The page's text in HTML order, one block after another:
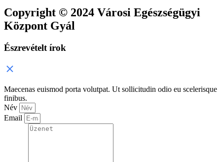
Copyright © 2024 Városi Egészségügyi
Központ Gyál
Észrevételt írok
Maecenas euismod porta volutpat. Ut sollicitudin odio eu scelerisque
finibus.
Név
Email